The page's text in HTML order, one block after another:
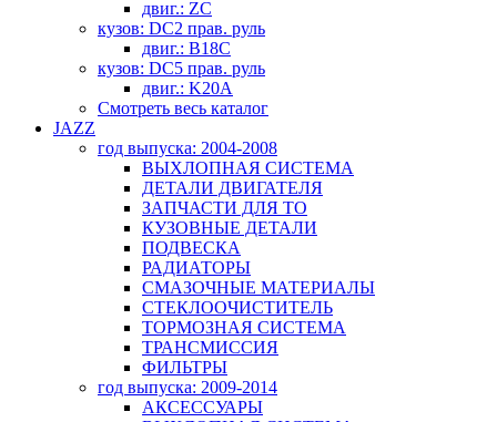
двиг.: ZC
кузов: DC2 прав. руль
двиг.: B18C
кузов: DC5 прав. руль
двиг.: K20A
Смотреть весь каталог
JAZZ
год выпуска: 2004-2008
ВЫХЛОПНАЯ СИСТЕМА
ДЕТАЛИ ДВИГАТЕЛЯ
ЗАПЧАСТИ ДЛЯ ТО
КУЗОВНЫЕ ДЕТАЛИ
ПОДВЕСКА
РАДИАТОРЫ
СМАЗОЧНЫЕ МАТЕРИАЛЫ
СТЕКЛООЧИСТИТЕЛЬ
ТОРМОЗНАЯ СИСТЕМА
ТРАНСМИССИЯ
ФИЛЬТРЫ
год выпуска: 2009-2014
АКСЕССУАРЫ